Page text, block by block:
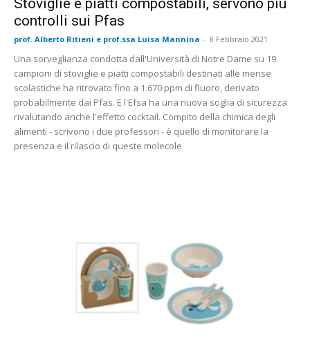
controlli sui Pfas
prof. Alberto Ritieni e prof.ssa Luisa Mannina - 8 Febbraio 2021
Una sorveglianza condotta dall'Università di Notre Dame su 19
campioni di stoviglie e piatti compostabili destinati alle mense
scolastiche ha ritrovato fino a 1.670 ppm di fluoro, derivato
probabilmente dai Pfas. E l'Efsa ha una nuova soglia di sicurezza
rivalutando anche l'effetto cocktail. Compito della chimica degli
alimenti - scrivono i due professori - è quello di monitorare la
presenza e il rilascio di queste molecole